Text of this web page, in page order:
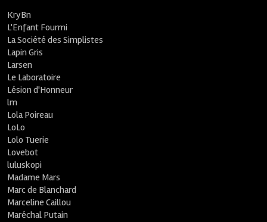
KryBn
L'Enfant Fourmi
La Société des Simplistes
Lapin Gris
Larsen
Le Laboratoire
Lésion d'Honneur
lm
Lola Poireau
LoLo
Lolo Tuerie
Lovebot
luluskopi
Madame Mars
Marc de Blanchard
Marceline Caillou
Maréchal Putain